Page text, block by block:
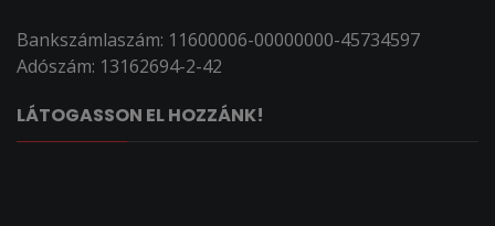
Bankszámlaszám: 11600006-00000000-45734597
Adószám: 13162694-2-42
LÁTOGASSON EL HOZZÁNK!